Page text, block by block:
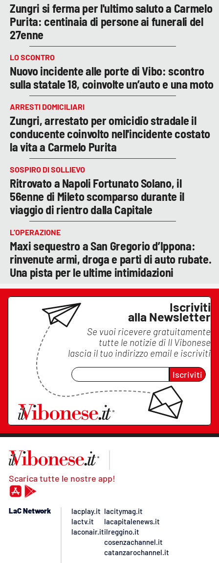
Zungri si ferma per l'ultimo saluto a Carmelo
Purita: centinaia di persone ai funerali del
27enne
LO SCONTRO
Nuovo incidente alle porte di Vibo: scontro
sulla statale 18, coinvolte un’auto e una moto
ARRESTI DOMICILIARI
Zungri, arrestato per omicidio stradale il
conducente coinvolto nell'incidente costato
la vita a Carmelo Purita
SOSPIRO DI SOLLIEVO
Ritrovato a Napoli Fortunato Solano, il
56enne di Mileto scomparso durante il
viaggio di rientro dalla Capitale
L’OPERAZIONE
Maxi sequestro a San Gregorio d’Ippona:
rinvenute armi, droga e parti di auto rubate.
Una pista per le ultime intimidazioni
Iscriviti
alla Newsletter
Se vuoi ricevere gratuitamente
tutte le notizie di Il Vibonese
lascia il tuo indirizzo email e iscriviti
Iscriviti
Scarica tutte le nostre app!
LaC Network
lacplay.it
lactv.it
laconair.it
lacitymag.it
lacapitalenews.it
ilreggino.it
cosenzachannel.it
catanzarochannel.it